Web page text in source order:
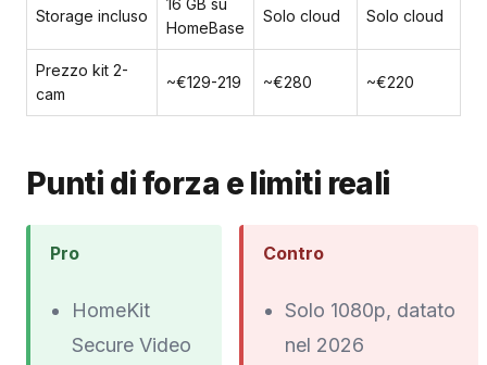
Storage incluso
HomeBase
Solo cloud Solo cloud
Prezzo kit 2-
cam
~€129-219 ~€280 ~€220
Punti di forza e limiti reali
Pro
HomeKit
Secure Video
Contro
Solo 1080p, datato
nel 2026